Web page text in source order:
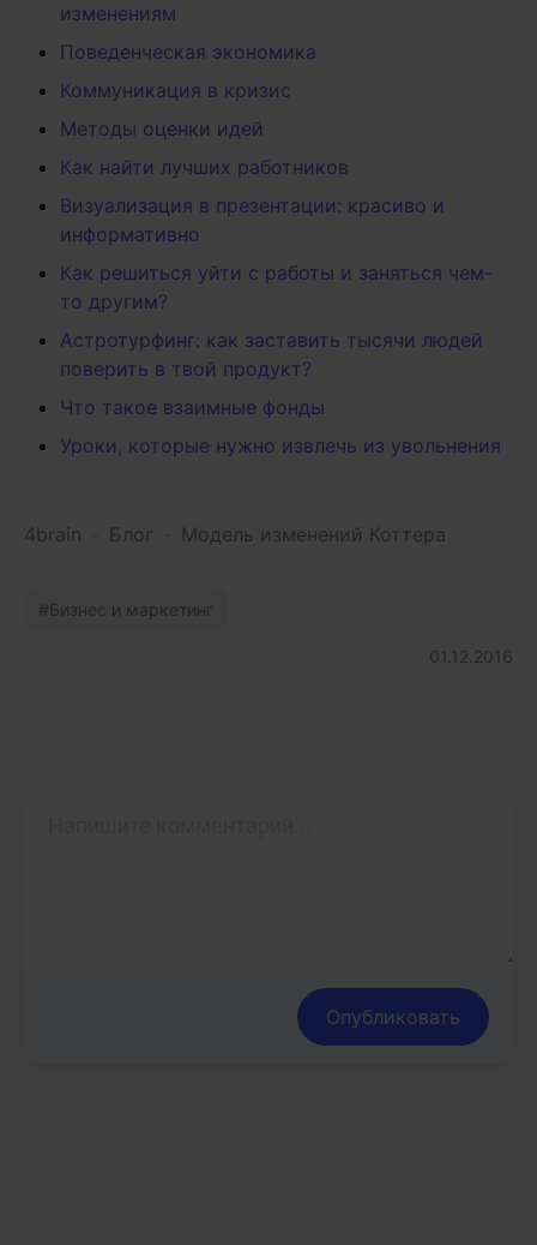
изменениям
Поведенческая экономика
Коммуникация в кризис
Методы оценки идей
Как найти лучших работников
Визуализация в презентации: красиво и
информативно
Как решиться уйти с работы и заняться чем-
то другим?
Астротурфинг: как заставить тысячи людей
поверить в твой продукт?
Что такое взаимные фонды
Уроки, которые нужно извлечь из увольнения
4brain Блог Модель изменений Коттера
Бизнес и маркетинг
01.12.2016
Опубликовать